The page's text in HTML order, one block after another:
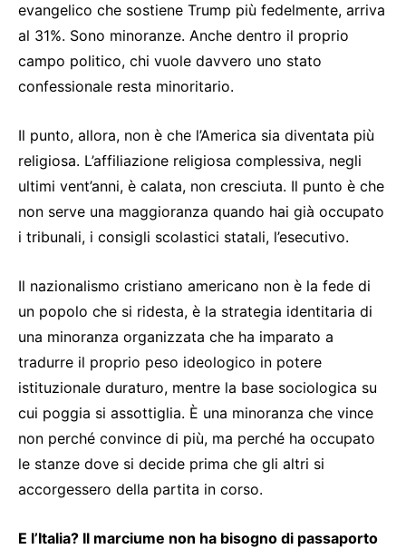
evangelico che sostiene Trump più fedelmente, arriva
al 31%. Sono minoranze. Anche dentro il proprio
campo politico, chi vuole davvero uno stato
confessionale resta minoritario.
Il punto, allora, non è che l’America sia diventata più
religiosa. L’affiliazione religiosa complessiva, negli
ultimi vent’anni, è calata, non cresciuta. Il punto è che
non serve una maggioranza quando hai già occupato
i tribunali, i consigli scolastici statali, l’esecutivo.
Il nazionalismo cristiano americano non è la fede di
un popolo che si ridesta, è la strategia identitaria di
una minoranza organizzata che ha imparato a
tradurre il proprio peso ideologico in potere
istituzionale duraturo, mentre la base sociologica su
cui poggia si assottiglia. È una minoranza che vince
non perché convince di più, ma perché ha occupato
le stanze dove si decide prima che gli altri si
accorgessero della partita in corso.
E l’Italia? Il marciume non ha bisogno di passaporto